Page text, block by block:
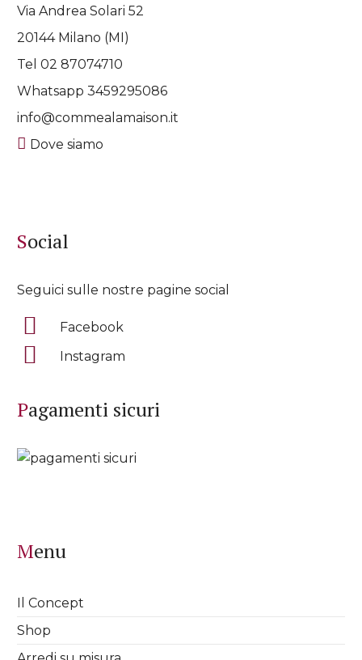
Via Andrea Solari 52
20144 Milano (MI)
Tel 02 87074710
Whatsapp3459295086
info@commealamaison.it
Dove siamo
Social
Seguici sulle nostre pagine social
Facebook
Instagram
Pagamenti sicuri
Menu
Il Concept
Shop